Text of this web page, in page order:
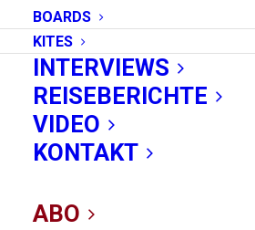
BOARDS
KITES
INTERVIEWS
REISEBERICHTE
VIDEO
KONTAKT
ABO
Neu